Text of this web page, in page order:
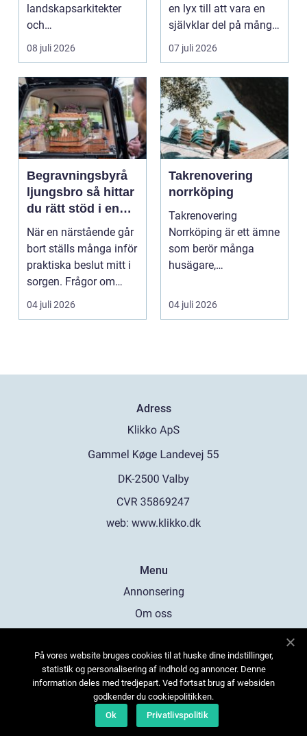
landskapsarkitekter
och
trädgårdsentusiaster.
Det är ett m...
08 juli 2026
en lyx till att vara en
självklar del på många
event, m...
07 juli 2026
Begravningsbyrå
ljungsbro så hittar
du rätt stöd i en
svår tid
När en närstående går
bort ställs många inför
praktiska beslut mitt i
sorgen. Frågor om
ceremoni, ju...
04 juli 2026
Takrenovering
norrköping
Takrenovering
Norrköping är ett ämne
som berör många
husägare,
och fastighets...
04 juli 2026
Adress
web: www.klikko.dk
Menu
Annonsering
Om oss
Kontakta oss
Sitemap
På vores website bruges cookies til at huske dine indstillinger,
statistik og personalisering af indhold og annoncer. Denne
information deles med tredjepart. Ved fortsat brug af websiden
godkender du cookiepolitikken.
Ok
Privatlivspolitik